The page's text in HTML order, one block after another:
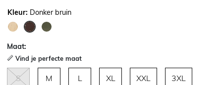
Kleur: Donker bruin
Maat:
Vind je perfecte maat
S M L XL XXL 3XL